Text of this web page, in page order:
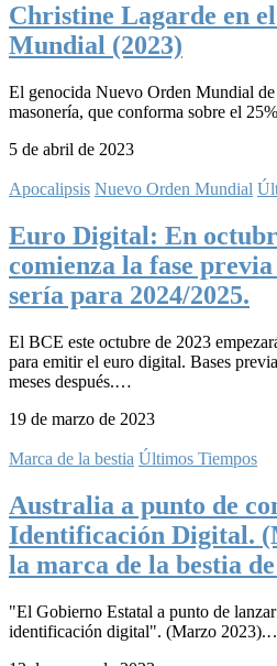
Christine Lagarde en
Mundial (2023)
El genocida Nuevo Orden Mundial
masonería, que conforma sobre el
5 de abril de 2023
Apocalipsis Nuevo Orden Mundial
Euro Digital: En
comienza la fase
sería para 2024/2025.
El BCE este octubre de 2023
para emitir el euro digital. Bases
meses después.…
19 de marzo de 2023
Marca de la bestia Últimos Tiempos
Australia a punto de
Identificación Digital.
la marca de la bestia
"El Gobierno Estatal a punto de
identificación digital". (Marzo